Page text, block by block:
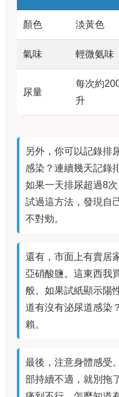
顏色 淡黃色
氣味 輕微氨味
尿量
每次約
升
另外，你可以記錄排
感染？連續幾天記錄
如果一天排尿超過8
試過這方法，發現自
不對勁。
還有，市面上有賣居
亞硝酸鹽。這東西我
般。如果試紙顯示陽
道有沒有泌尿道感染
賴。
最後，注意身體感受
部持續不適，就別拖